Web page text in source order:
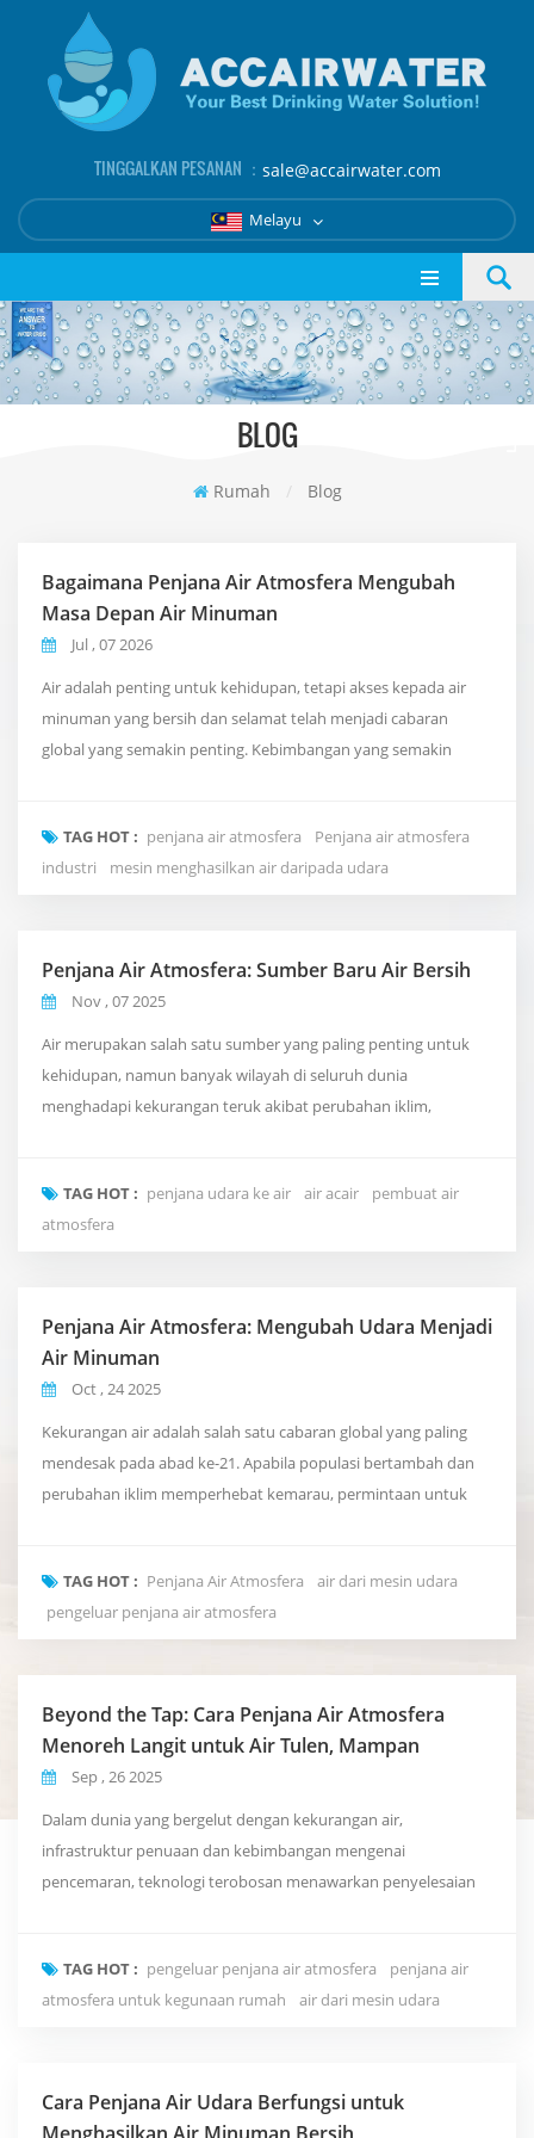
TINGGALKAN PESANAN ： sale@accairwater.com
Melayu
BLOG
Rumah / Blog
Bagaimana Penjana Air Atmosfera Mengubah
Masa Depan Air Minuman
Jul , 07 2026
Air adalah penting untuk kehidupan, tetapi akses kepada air
minuman yang bersih dan selamat telah menjadi cabaran
global yang semakin penting. Kebimbangan yang semakin
meneroka cara baharu dan lebih bijak untuk mendapatkan air
minuman. Satu penyelesaian inovatif yang mendapat p...
TAG HOT : penjana air atmosfera
Penjana air atmosfera
industri
mesin menghasilkan air daripada udara
Penjana Air Atmosfera: Sumber Baru Air Bersih
Nov , 07 2025
Air merupakan salah satu sumber yang paling penting untuk
kehidupan, namun banyak wilayah di seluruh dunia
menghadapi kekurangan teruk akibat perubahan iklim,
(AWG) muncul sebagai teknologi inovatif yang mengubah
kelembapan di udara kepada air yang selamat dan boleh
TAG HOT : penjana udara ke air air acair
pembuat air
atmosfera
Penjana Air Atmosfera: Mengubah Udara Menjadi
Air Minuman
Oct , 24 2025
Kekurangan air adalah salah satu cabaran global yang paling
mendesak pada abad ke-21. Apabila populasi bertambah dan
perubahan iklim memperhebat kemarau, permintaan untuk
ini ialah Penjana Air Atmosfera (AWG) — peranti yang
mengekstrak air yang boleh diminum terus daripada
TAG HOT : Penjana Air Atmosfera
air dari mesin udara
pengeluar penjana air atmosfera
Beyond the Tap: Cara Penjana Air Atmosfera
Menoreh Langit untuk Air Tulen, Mampan
Sep , 26 2025
Dalam dunia yang bergelut dengan kekurangan air,
infrastruktur penuaan dan kebimbangan mengenai
pencemaran, teknologi terobosan menawarkan penyelesaian
adalah realiti Penjana Air Atmosfera (AWGs), teknologi yang
bersedia untuk mentakrifkan semula hubungan kita dengan air.
TAG HOT : pengeluar penjana air atmosfera
penjana air
atmosfera untuk kegunaan rumah
air dari mesin udara
Cara Penjana Air Udara Berfungsi untuk